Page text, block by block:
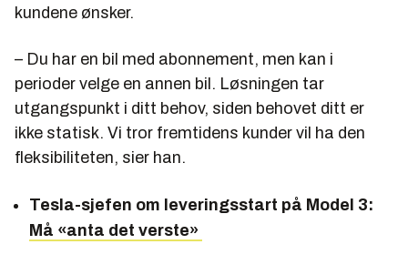
kundene ønsker.
– Du har en bil med abonnement, men kan i
perioder velge en annen bil. Løsningen tar
utgangspunkt i ditt behov, siden behovet ditt er
ikke statisk. Vi tror fremtidens kunder vil ha den
fleksibiliteten, sier han.
Tesla-sjefen om leveringsstart på Model 3:
Må «anta det verste»